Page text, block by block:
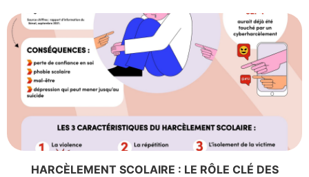
HARCÈLEMENT SCOLAIRE : LE RÔLE CLÉ DES